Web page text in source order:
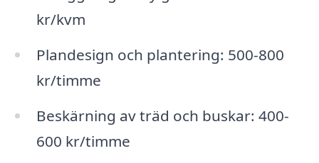
kr/kvm
Plandesign och plantering: 500-800
kr/timme
Beskärning av träd och buskar: 400-
600 kr/timme